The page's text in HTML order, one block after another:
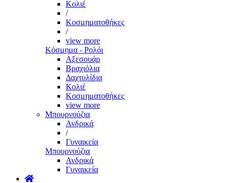
Κολιέ
/
Κοσμηματοθήκες
/
view more
Κόσμημα - Ρολόι
Αξεσουάρ
Βραχιόλια
Δαχτυλίδια
Κολιέ
Κοσμηματοθήκες
view more
Μπουρνούζια
Ανδρικά
/
Γυναικεία
Μπουρνούζια
Ανδρικά
Γυναικεία